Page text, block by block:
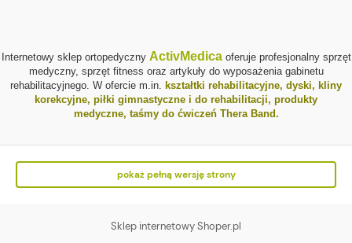
Internetowy sklep ortopedyczny ActivMedicaoferuje profesjonalny sprzęt
medyczny, sprzęt fitness oraz artykuły do wyposażenia gabinetu
rehabilitacyjnego. W ofercie m.in. kształtki rehabilitacyjne, dyski, kliny
korekcyjne, piłki gimnastyczne i do rehabilitacji, produkty
medyczne, taśmy do ćwiczeń Thera Band.
pokaż pełną wersję strony
Sklep internetowy Shoper.pl